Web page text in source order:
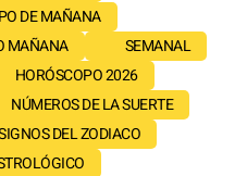
DE MAÑANA
MAÑANA
SEMANAL
HORÓSCOPO 2026
NÚMEROS DE LA SUERTE
DEL ZODIACO